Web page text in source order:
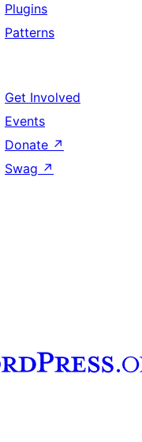
Plugins
Patterns
Get Involved
Events
Donate ↗
Swag ↗
account